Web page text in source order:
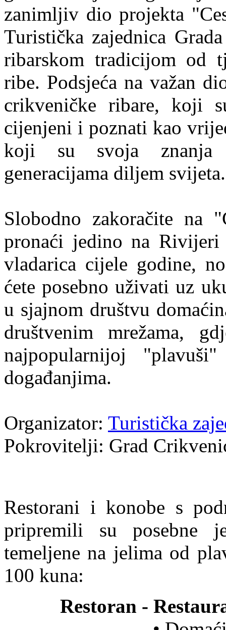
zanimljiv dio projekta
Turistička zajednica
ribarskom tradicijom od
ribe. Podsjeća na važan
crikveničke ribare, koji
cijenjeni i poznati kao
koji su svoja znanja
generacijama diljem svijeta.
Slobodno zakoračite na
pronaći jedino na
vladarica cijele godine,
ćete posebno uživati uz
u sjajnom društvu
društvenim mrežama,
najpopularnijoj
događanjima.
Organizator: Turistička
Pokrovitelji: Grad
Restorani i konobe s
pripremili su posebne
temeljene na jelima od
100 kuna:
Restoran -